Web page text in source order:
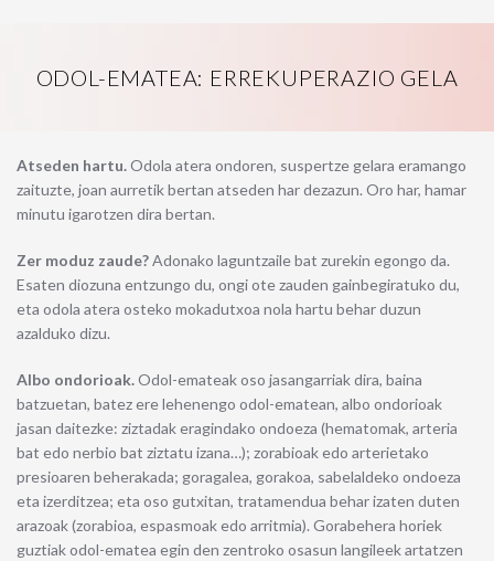
ODOL-EMATEA: ERREKUPERAZIO GELA
Atseden hartu.Odola atera ondoren, suspertze gelara eramango
zaituzte, joan aurretik bertan atseden har dezazun. Oro har, hamar
minutu igarotzen dira bertan.
Zer moduz zaude?Adonako laguntzaile bat zurekin egongo da.
Esaten diozuna entzungo du, ongi ote zauden gainbegiratuko du,
eta odola atera osteko mokadutxoa nola hartu behar duzun
azalduko dizu.
Albo ondorioak.Odol-emateak oso jasangarriak dira, baina
batzuetan, batez ere lehenengo odol-ematean, albo ondorioak
jasan daitezke: ziztadak eragindako ondoeza (hematomak, arteria
bat edo nerbio bat ziztatu izana…); zorabioak edo arterietako
presioaren beherakada; goragalea, gorakoa, sabelaldeko ondoeza
eta izerditzea; eta oso gutxitan, tratamendua behar izaten duten
arazoak (zorabioa, espasmoak edo arritmia). Gorabehera horiek
guztiak odol-ematea egin den zentroko osasun langileek artatzen